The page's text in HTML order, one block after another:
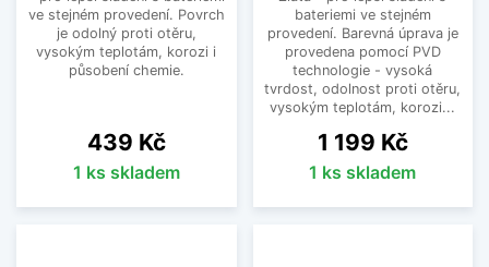
Zobrazit méně
ve stejném provedení. Povrch
je odolný proti otěru,
vysokým teplotám, korozi i
působení chemie.
Cena
439 Kč
1 ks skladem
bateriemi ve stejném
provedení. Barevná úprava je
provedena pomocí PVD
technologie - vysoká
tvrdost, odolnost proti otěru,
vysokým teplotám, korozi...
Cena
1 199 Kč
1 ks skladem